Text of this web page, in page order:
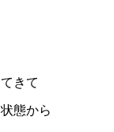
きて
態から